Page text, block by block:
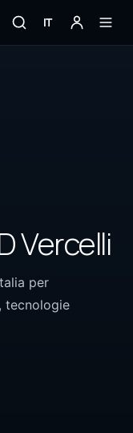
IT
Vercelli
per
tecnologie